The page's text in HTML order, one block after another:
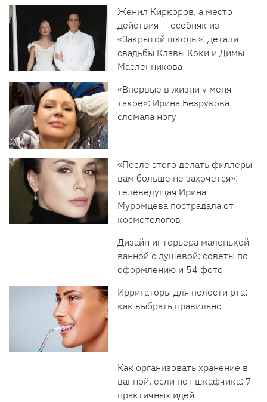
Женил Киркоров, а место
действия — особняк из
«Закрытой школы»: детали
свадьбы Клавы Коки и Димы
Масленникова
«Впервые в жизни у меня
такое»: Ирина Безрукова
сломала ногу
«После этого делать филлеры
вам больше не захочется»:
телеведущая Ирина
Муромцева пострадала от
косметологов
Дизайн интерьера маленькой
ванной с душевой: советы по
оформлению и 54 фото
Ирригаторы для полости рта:
как выбрать правильно
Как организовать хранение в
ванной, если нет шкафчика: 7
практичных идей